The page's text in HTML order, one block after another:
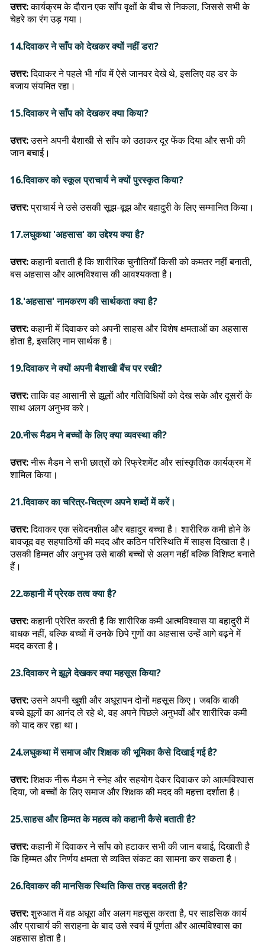
उत्तर:कार्यक्रम के दौरान एक साँप वृक्षों के बीच से निकला, जिससे सभी के
चेहरे का रंग उड़ गया।
14.दिवाकर ने साँप को देखकर क्यों नहीं डरा?
उत्तर:दिवाकर ने पहले भी गाँव में ऐसे जानवर देखे थे, इसलिए वह डर के
बजाय संयमित रहा।
15.दिवाकर ने साँप को देखकर क्या किया?
उत्तर:उसने अपनी बैशाखी से साँप को उठाकर दूर फेंक दिया और सभी की
जान बचाई।
16.दिवाकर को स्कूल प्राचार्य ने क्यों पुरस्कृत किया?
उत्तर:प्राचार्य ने उसे उसकी सूझ-बूझ और बहादुरी के लिए सम्मानित किया।
17.लघुकथा 'अहसास' का उद्देश्य क्या है?
उत्तर:कहानी बताती है कि शारीरिक चुनौतियाँ किसी को कमतर नहीं बनाती,
बस अहसास और आत्मविश्वास की आवश्यकता है।
18.'अहसास' नामकरण की सार्थकता क्या है?
उत्तर:कहानी में दिवाकर को अपनी साहस और विशेष क्षमताओं का अहसास
होता है, इसलिए नाम सार्थक है।
19.दिवाकर ने क्यों अपनी बैशाखी बैंच पर रखी?
उत्तर:ताकि वह आसानी से झूलों और गतिविधियों को देख सके और दूसरों के
साथ अलग अनुभव करे।
20.नीरू मैडम ने बच्चों के लिए क्या व्यवस्था की?
उत्तर:नीरू मैडम ने सभी छात्रों को रिफ्रेशमेंट और सांस्कृतिक कार्यक्रम में
शामिल किया।
21.दिवाकर का चरित्र-चित्रण अपने शब्दों में करें।
उत्तर:दिवाकर एक संवेदनशील और बहादुर बच्चा है। शारीरिक कमी होने के
बावजूद वह सहपाठियों की मदद और कठिन परिस्थिति में साहस दिखाता है।
उसकी हिम्मत और अनुभव उसे बाकी बच्चों से अलग नहीं बल्कि विशिष्ट बनाते
हैं।
22.कहानी में प्रेरक तत्व क्या है?
उत्तर:कहानी प्रेरित करती है कि शारीरिक कमी आत्मविश्वास या बहादुरी में
बाधक नहीं, बल्कि बच्चों में उनके छिपे गुणों का अहसास उन्हें आगे बढ़ने में
मदद करता है।
23.दिवाकर ने झूले देखकर क्या महसूस किया?
उत्तर:उसने अपनी खुशी और अधूरापन दोनों महसूस किए। जबकि बाकी
बच्चे झूलों का आनंद ले रहे थे, वह अपने पिछले अनुभवों और शारीरिक कमी
को याद कर रहा था।
24.लघुकथा में समाज और शिक्षक की भूमिका कैसे दिखाई गई है?
उत्तर:शिक्षक नीरू मैडम ने स्नेह और सहयोग देकर दिवाकर को आत्मविश्वास
दिया, जो बच्चों के लिए समाज और शिक्षक की मदद की महत्ता दर्शाता है।
25.साहस और हिम्मत के महत्व को कहानी कैसे बताती है?
उत्तर:कहानी में दिवाकर ने साँप को हटाकर सभी की जान बचाई, दिखाती है
कि हिम्मत और निर्णय क्षमता से व्यक्ति संकट का सामना कर सकता है।
26.दिवाकर की मानसिक स्थिति किस तरह बदलती है?
उत्तर:शुरुआत में वह अधूरा और अलग महसूस करता है, पर साहसिक कार्य
और प्राचार्य की सराहना के बाद उसे स्वयं में पूर्णता और आत्मविश्वास का
अहसास होता है।